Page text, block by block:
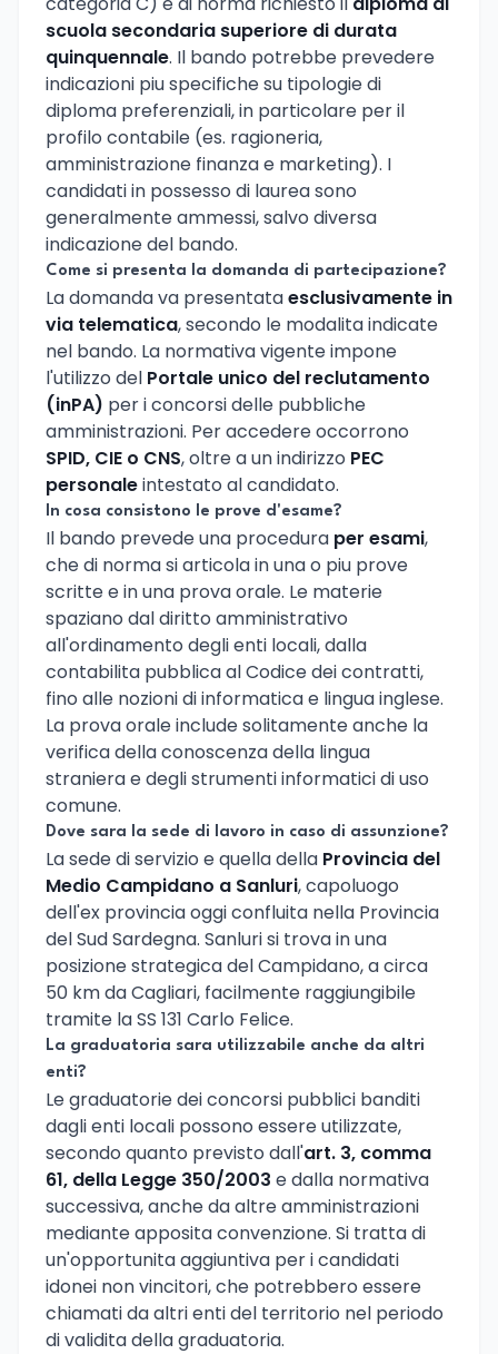
scuola secondaria superiore di durata
quinquennale. Il bando potrebbe prevedere
indicazioni piu specifiche su tipologie di
diploma preferenziali, in particolare per il
profilo contabile (es. ragioneria,
amministrazione finanza e marketing). I
candidati in possesso di laurea sono
generalmente ammessi, salvo diversa
indicazione del bando.
Come si presenta la domanda di partecipazione?
La domanda va presentataesclusivamente in
via telematica, secondo le modalita indicate
nel bando. La normativa vigente impone
l'utilizzo del Portale unico del reclutamento
(inPA) per i concorsi delle pubbliche
amministrazioni. Per accedere occorrono
SPID, CIE o CNS, oltre a un indirizzo PEC
personaleintestato al candidato.
In cosa consistono le prove d'esame?
Il bando prevede una procedura per esami,
che di norma si articola in una o piu prove
scritte e in una prova orale. Le materie
spaziano dal diritto amministrativo
all'ordinamento degli enti locali, dalla
contabilita pubblica al Codice dei contratti,
fino alle nozioni di informatica e lingua inglese.
La prova orale include solitamente anche la
verifica della conoscenza della lingua
straniera e degli strumenti informatici di uso
comune.
Dove sara la sede di lavoro in caso di assunzione?
La sede di servizio e quella della Provincia del
Medio Campidano a Sanluri, capoluogo
dell'ex provincia oggi confluita nella Provincia
del Sud Sardegna. Sanluri si trova in una
posizione strategica del Campidano, a circa
50 km da Cagliari, facilmente raggiungibile
tramite la SS 131 Carlo Felice.
La graduatoria sara utilizzabile anche da altri
enti?
Le graduatorie dei concorsi pubblici banditi
dagli enti locali possono essere utilizzate,
secondo quanto previsto dall'art. 3, comma
61, della Legge 350/2003 e dalla normativa
successiva, anche da altre amministrazioni
mediante apposita convenzione. Si tratta di
un'opportunita aggiuntiva per i candidati
idonei non vincitori, che potrebbero essere
chiamati da altri enti del territorio nel periodo
di validita della graduatoria.